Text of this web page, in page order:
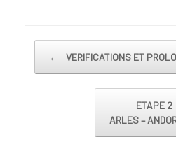
← VERIFICATIONS ET
ETAPE 2
ARLES –